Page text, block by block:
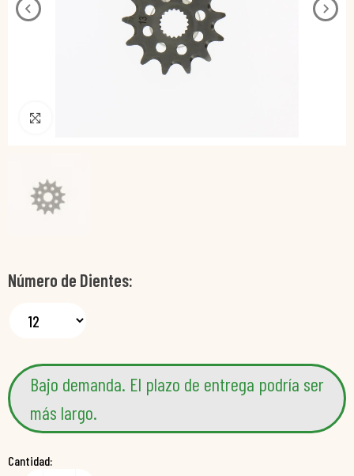
Número de Dientes
Bajo demanda. El plazo de entrega podría ser
más largo.
Cantidad: